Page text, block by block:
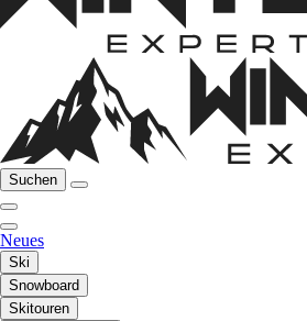
Suchen
Neues
Ski
Snowboard
Skitouren